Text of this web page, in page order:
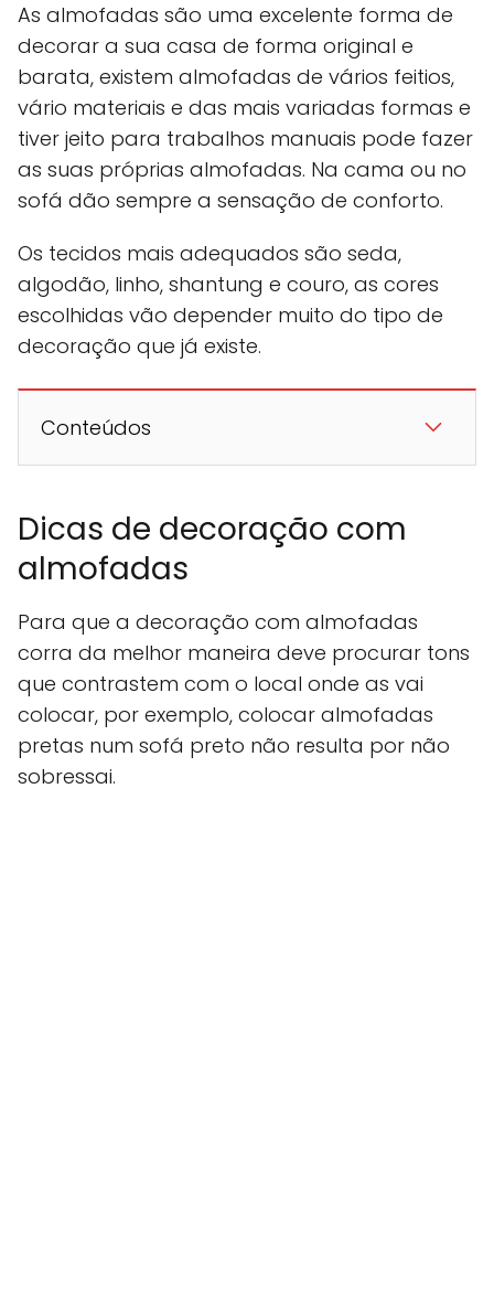
As almofadas são uma excelente forma de
decorar a sua casa de forma original e
barata, existem almofadas de vários feitios,
vário materiais e das mais variadas formas e
tiver jeito para trabalhos manuais pode fazer
as suas próprias almofadas. Na cama ou no
sofá dão sempre a sensação de conforto.
Os tecidos mais adequados são seda,
algodão, linho, shantung e couro, as cores
escolhidas vão depender muito do tipo de
decoração que já existe.
Conteúdos
Dicas de decoração com
almofadas
Para que a decoração com almofadas
corra da melhor maneira deve procurar tons
que contrastem com o local onde as vai
colocar, por exemplo, colocar almofadas
pretas num sofá preto não resulta por não
sobressai.